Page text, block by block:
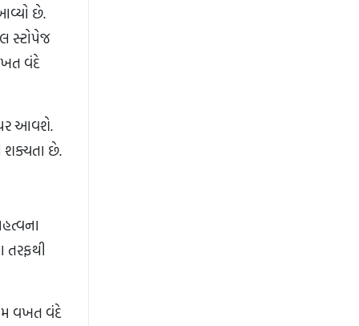
છે.
સ્ટોપેજ
વંદે
આવશે.
શક્યતા છે.
તરફથી
વખત વંદે